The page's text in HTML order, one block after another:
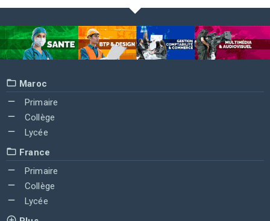
Maroc
Primaire
Collège
Lycée
France
Primaire
Collège
Lycée